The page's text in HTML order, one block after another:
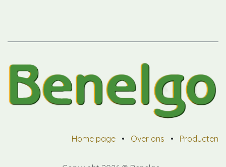
Home page • Over ons • Producten